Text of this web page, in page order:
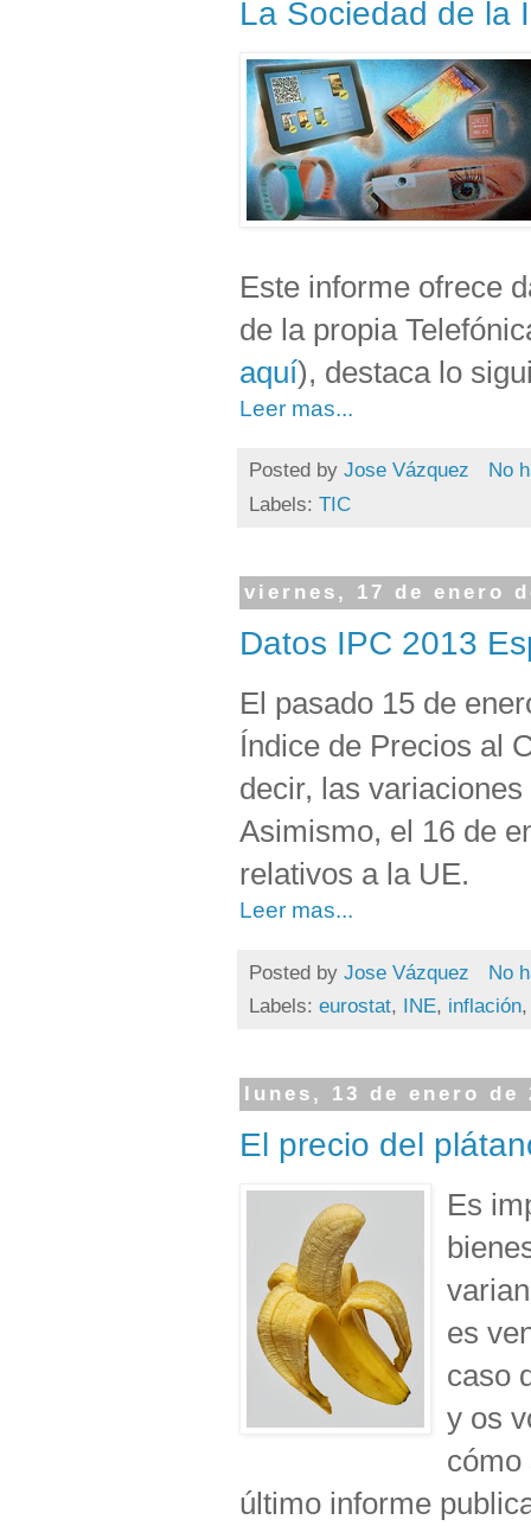
La Sociedad de la
Este informe ofrece
de la propia
aquí), destaca lo
Leer mas...
Posted by Jose Vázquez
No
Labels: TIC
viernes, 17 de enero
Datos IPC 2013
El pasado 15 de
Índice de Precios al
decir, las
Asimismo, el 16 de
relativos a la UE.
Leer mas...
Posted by Jose Vázquez
No
Labels: eurostat, INE, inflación
lunes, 13 de enero de
El precio del
Es
es
caso
y os
cómo
último informe